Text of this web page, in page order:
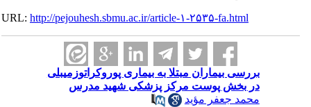
URL:http://pejouhesh.sbmu.ac.ir/article-۱-۲۵۳۵-fa.html
بررسی بیماران مبتلا به بیماری پوروکراتوزمیبلی
در بخش پوست مرکز پزشکی شهید مدرس
محمد جعفر مؤید